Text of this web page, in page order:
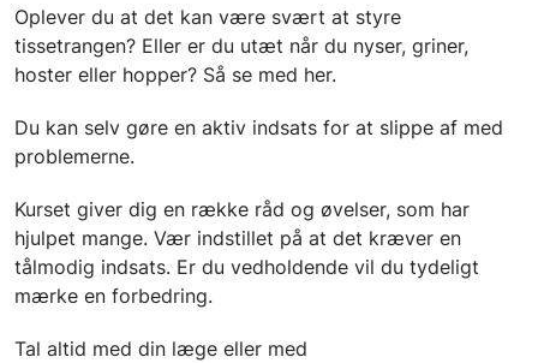
Oplever du at det kan være svært at styre
tissetrangen? Eller er du utæt når du nyser, griner,
hoster eller hopper? Så se med her.
Du kan selv gøre en aktiv indsats for at slippe af med
problemerne.
Kurset giver dig en række råd og øvelser, som har
hjulpet mange. Vær indstillet på at det kræver en
tålmodig indsats. Er du vedholdende vil du tydeligt
mærke en forbedring.
Tal altid med din læge eller med